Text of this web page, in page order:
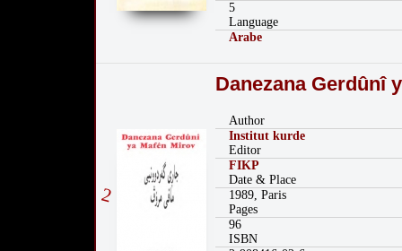
5
Language
Arabe
2
Danezana Gerdûnî
Author
Institut kurde
Editor
FIKP
Date & Place
1989, Paris
Pages
96
ISBN